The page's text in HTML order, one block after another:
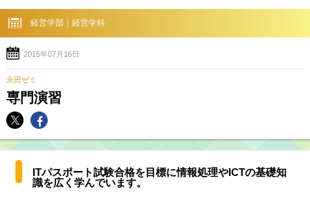
経営学部｜経営学科
2015年07月16日
永田ゼミ
専門演習
ITパスポート試験合格を目標に情報処理やICTの基礎知
識を広く学んでいます。